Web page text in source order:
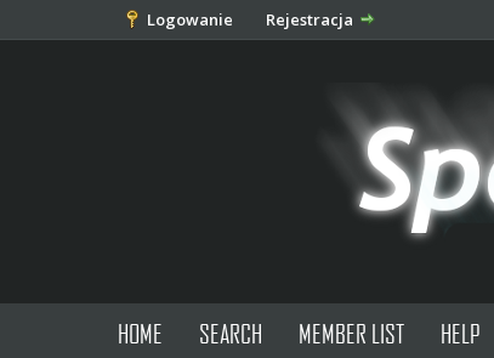
Logowanie Rejestracja
HOME SEARCH MEMBER LIST HELP